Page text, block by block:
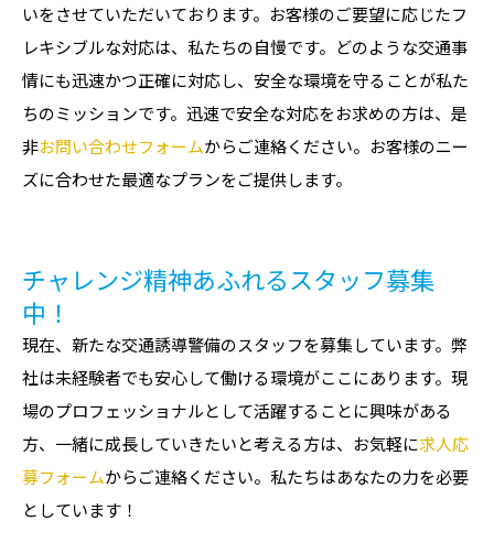
いをさせていただいております。お客様のご要望に応じたフ
レキシブルな対応は、私たちの自慢です。どのような交通事
情にも迅速かつ正確に対応し、安全な環境を守ることが私た
ちのミッションです。迅速で安全な対応をお求めの方は、是
非お問い合わせフォームからご連絡ください。お客様のニー
ズに合わせた最適なプランをご提供します。
チャレンジ精神あふれるスタッフ募集
中！
現在、新たな交通誘導警備のスタッフを募集しています。弊
社は未経験者でも安心して働ける環境がここにあります。現
場のプロフェッショナルとして活躍することに興味がある
方、一緒に成長していきたいと考える方は、お気軽に求人応
募フォームからご連絡ください。私たちはあなたの力を必要
としています！